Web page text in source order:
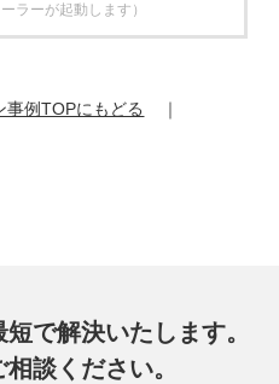
ができます。
任意性
社に提供されるか否かはお客
ラーが起動します）
事例TOPにもどる ｜
で解決いたします。
談ください。